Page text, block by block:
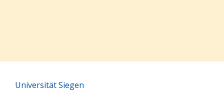
Universität Siegen